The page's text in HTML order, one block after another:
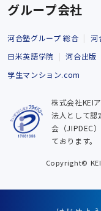
グループ会社
河合塾グループ 総合 河
日米英語学院
河合出版
学生マンション.com
株式会社KEI
法人として認
会（JIPDEC
ております。
Copyright©